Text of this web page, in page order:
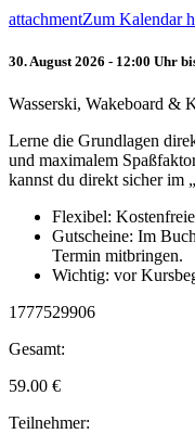
attachmentZum Kalendar
30. August 2026 - 12:00 Uhr
Wasserski, Wakeboard &
Lerne die Grundlagen
und maximalem
kannst du direkt sicher im
Flexibel:
Gutscheine: Im
Termin mitbringen.
Wichtig: vor
1777529906
Gesamt:
59.00 €
Teilnehmer: